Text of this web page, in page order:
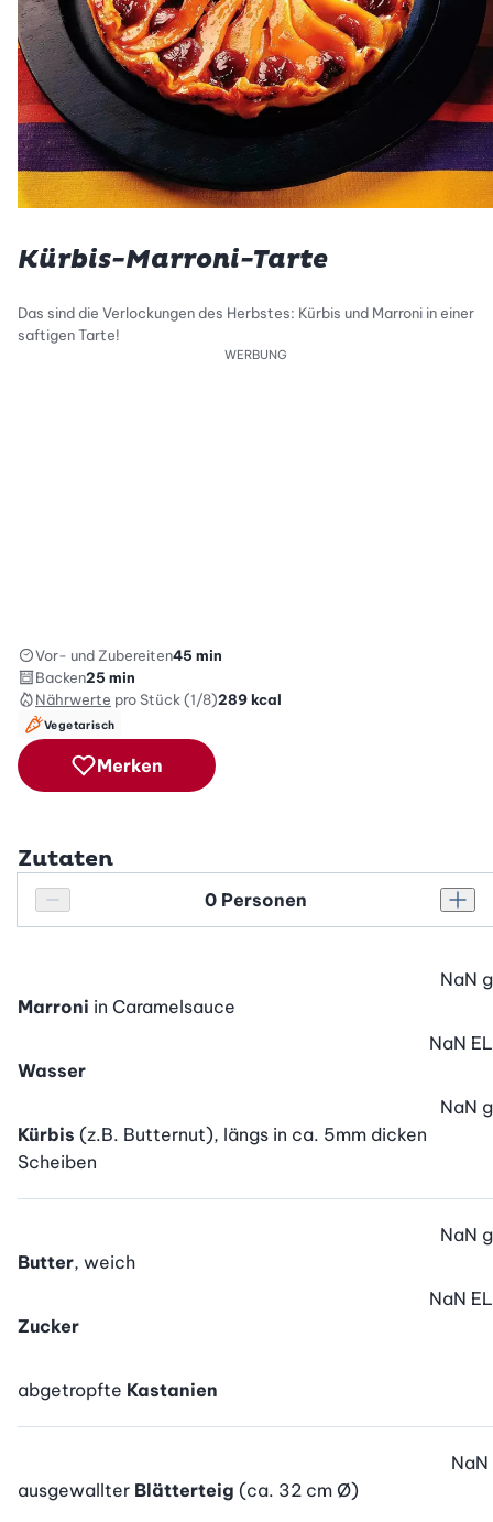
Kürbis-Marroni-Tarte
Das sind die Verlockungen des Herbstes: Kürbis und Marroni in einer
saftigen Tarte!
WERBUNG
Vor- und Zubereiten45 min
Backen25 min
Nährwerte pro Stück (1/8)289kcal
Vegetarisch
Merken
Zutaten
Personenanzahl verringern
Personenanzahl
Marroni in Caramelsauce
NaN g
Wasser
NaN EL
Kürbis (z.B. Butternut), längs in ca. 5mm dicken
Scheiben
NaN g
Butter, weich
NaN g
Zucker
NaN EL
abgetropfte Kastanien
ausgewallter Blätterteig (ca. 32 cm Ø)
NaN